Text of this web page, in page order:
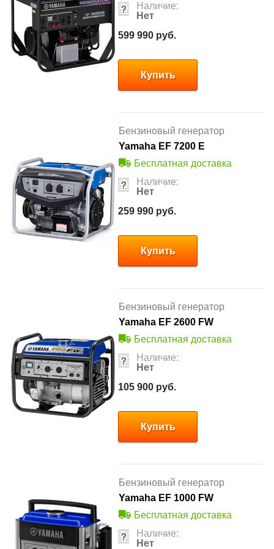
Наличие:
Нет
599 990 руб.
Купить
Бензиновый генератор
Yamaha EF 7200 E
Бесплатная доставка
Наличие:
Нет
259 990 руб.
Купить
Бензиновый генератор
Yamaha EF 2600 FW
Бесплатная доставка
Наличие:
Нет
105 900 руб.
Купить
Бензиновый генератор
Yamaha EF 1000 FW
Бесплатная доставка
Наличие:
Нет